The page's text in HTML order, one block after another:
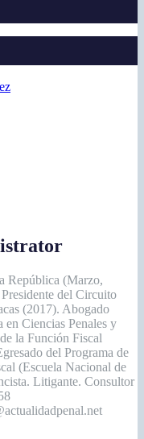
República (Marzo,
del Circuito
(2017). Abogado
Ciencias Penales y
la Función Fiscal
del Programa de
(Escuela Nacional de
Litigante. Consultor